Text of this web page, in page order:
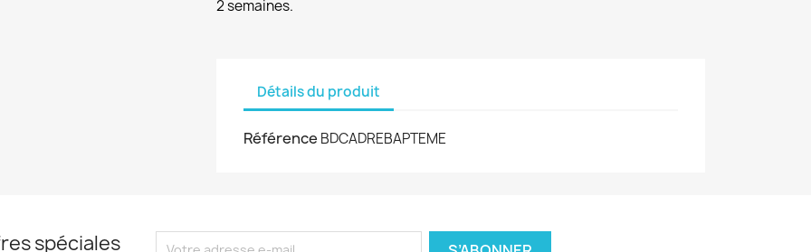
2 semaines.
Détails du produit
Référence BDCADREBAPTEME
spéciales